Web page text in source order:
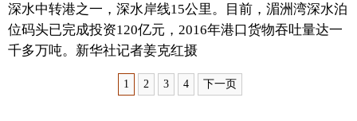
深水中转港之一，深水岸线15公里。目前，湄洲湾深水泊
位码头已完成投资120亿元，2016年港口货物吞吐量达一
千多万吨。新华社记者姜克红摄
1 2 3 4 下一页